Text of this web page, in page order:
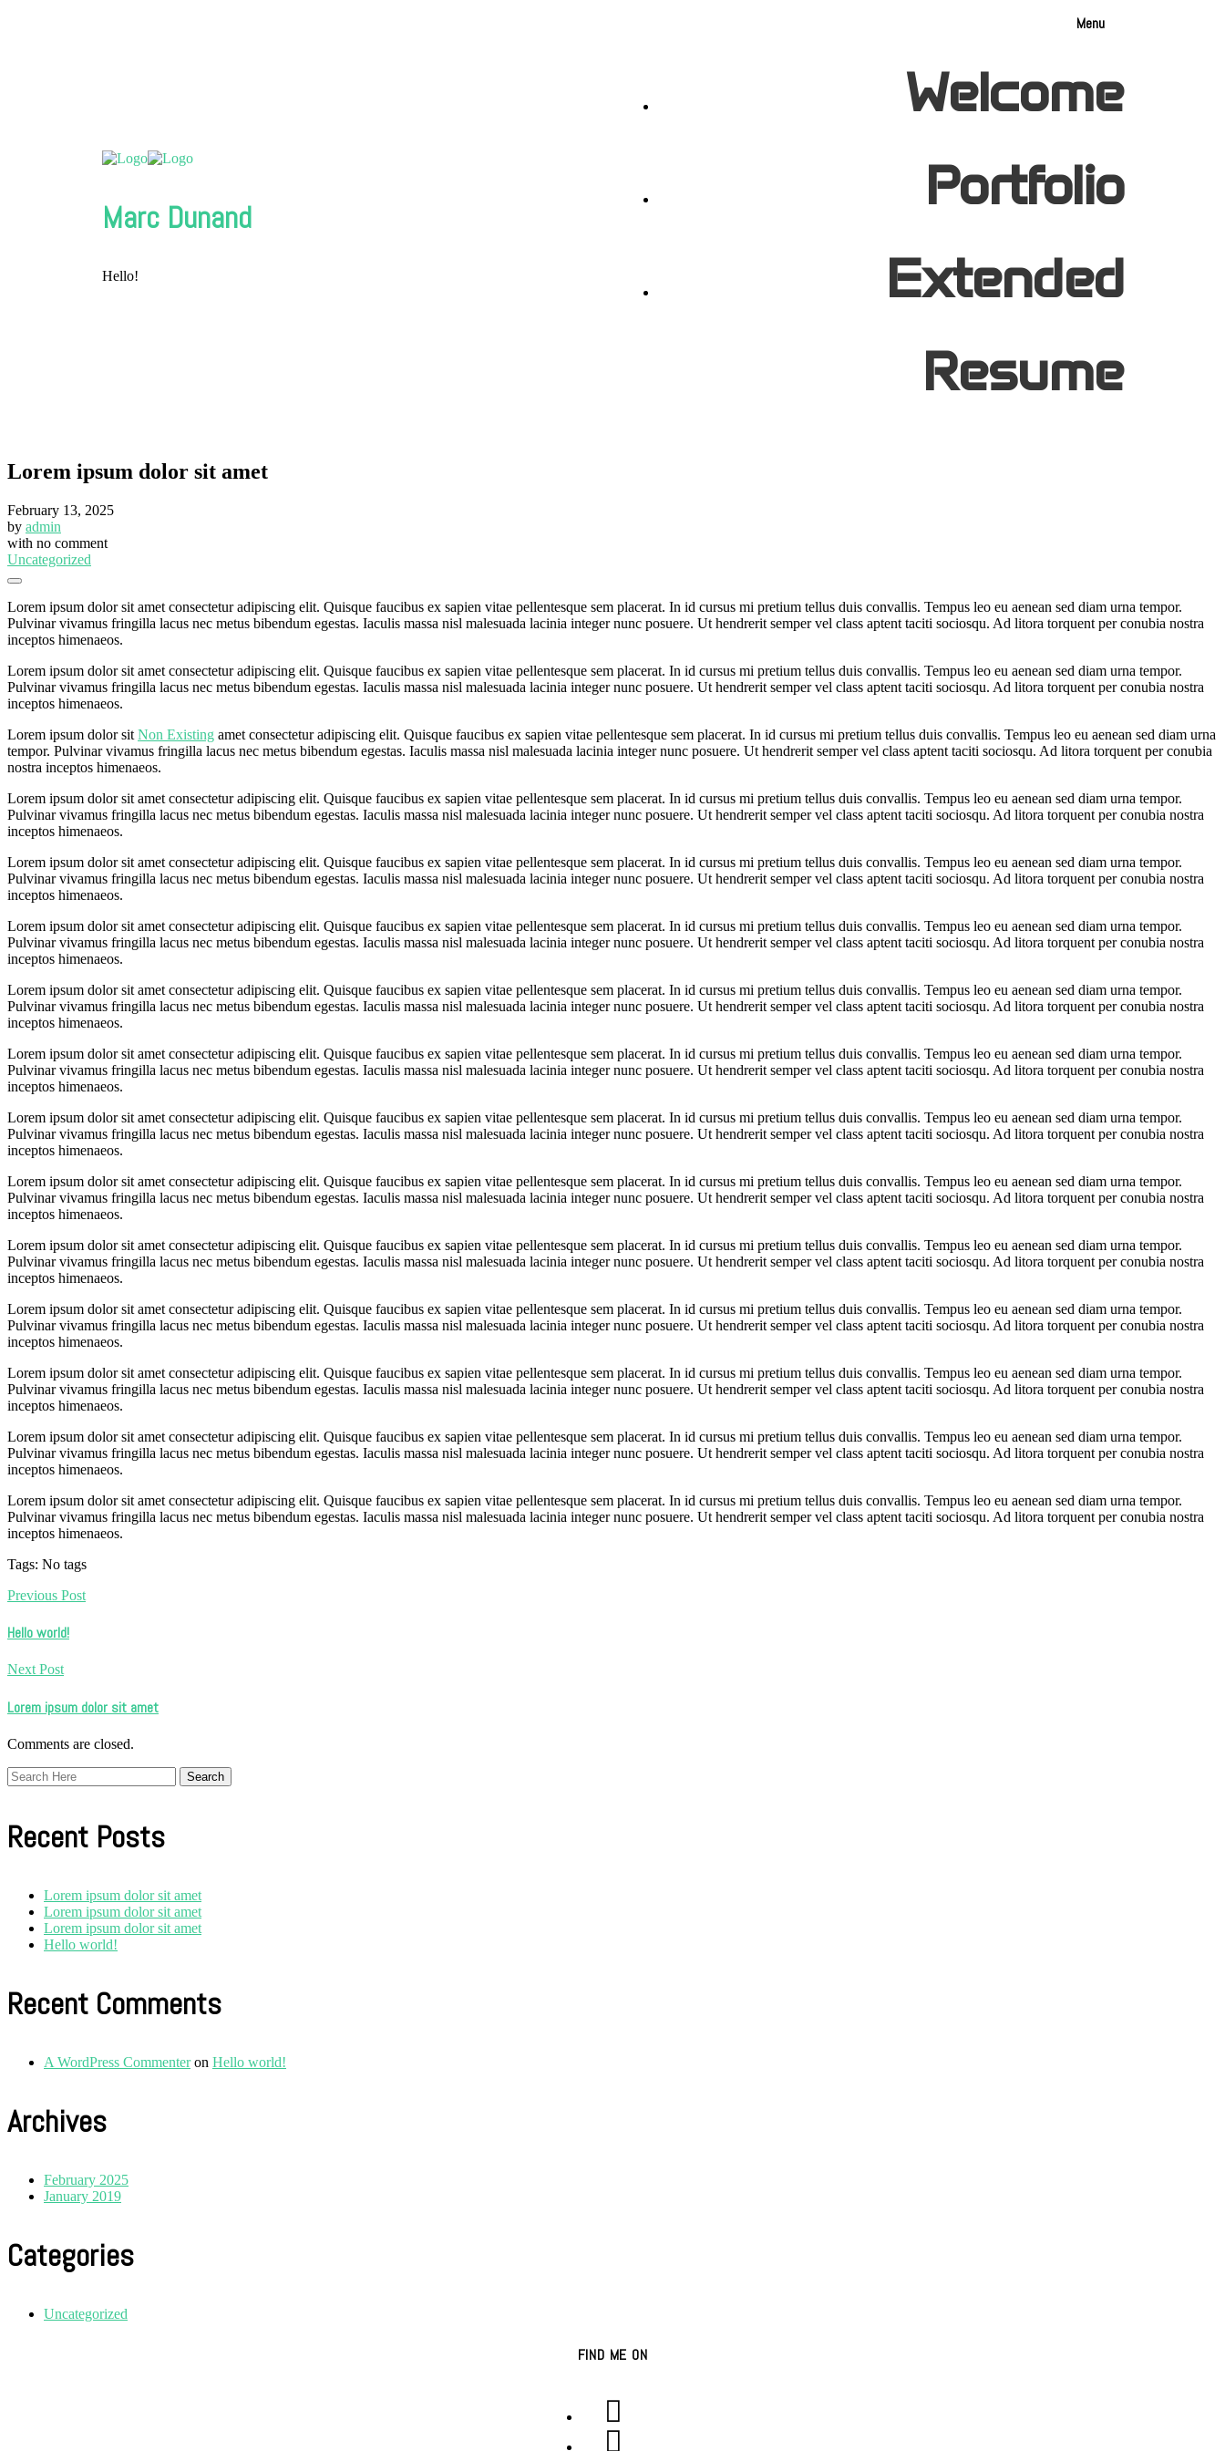
Marc Dunand
Hello!
Menu
Welcome
Portfolio
Extended
Resume
Lorem ipsum dolor sit amet
February 13, 2025
by admin
with no comment
Uncategorized
Lorem ipsum dolor sit amet consectetur adipiscing elit. Quisque faucibus ex sapien vitae pellentesque sem placerat. In id cursus mi pretium tellus duis convallis. Tempus leo eu aenean sed diam urna tempor.
Pulvinar vivamus fringilla lacus nec metus bibendum egestas. Iaculis massa nisl malesuada lacinia integer nunc posuere. Ut hendrerit semper vel class aptent taciti sociosqu. Ad litora torquent per conubia nostra
inceptos himenaeos.
Lorem ipsum dolor sit amet consectetur adipiscing elit. Quisque faucibus ex sapien vitae pellentesque sem placerat. In id cursus mi pretium tellus duis convallis. Tempus leo eu aenean sed diam urna tempor.
Pulvinar vivamus fringilla lacus nec metus bibendum egestas. Iaculis massa nisl malesuada lacinia integer nunc posuere. Ut hendrerit semper vel class aptent taciti sociosqu. Ad litora torquent per conubia nostra
inceptos himenaeos.
Lorem ipsum dolor sit Non Existing amet consectetur adipiscing elit. Quisque faucibus ex sapien vitae pellentesque sem placerat. In id cursus mi pretium tellus duis convallis. Tempus leo eu aenean sed diam urna
tempor. Pulvinar vivamus fringilla lacus nec metus bibendum egestas. Iaculis massa nisl malesuada lacinia integer nunc posuere. Ut hendrerit semper vel class aptent taciti sociosqu. Ad litora torquent per conubia
nostra inceptos himenaeos.
Lorem ipsum dolor sit amet consectetur adipiscing elit. Quisque faucibus ex sapien vitae pellentesque sem placerat. In id cursus mi pretium tellus duis convallis. Tempus leo eu aenean sed diam urna tempor.
Pulvinar vivamus fringilla lacus nec metus bibendum egestas. Iaculis massa nisl malesuada lacinia integer nunc posuere. Ut hendrerit semper vel class aptent taciti sociosqu. Ad litora torquent per conubia nostra
inceptos himenaeos.
Lorem ipsum dolor sit amet consectetur adipiscing elit. Quisque faucibus ex sapien vitae pellentesque sem placerat. In id cursus mi pretium tellus duis convallis. Tempus leo eu aenean sed diam urna tempor.
Pulvinar vivamus fringilla lacus nec metus bibendum egestas. Iaculis massa nisl malesuada lacinia integer nunc posuere. Ut hendrerit semper vel class aptent taciti sociosqu. Ad litora torquent per conubia nostra
inceptos himenaeos.
Lorem ipsum dolor sit amet consectetur adipiscing elit. Quisque faucibus ex sapien vitae pellentesque sem placerat. In id cursus mi pretium tellus duis convallis. Tempus leo eu aenean sed diam urna tempor.
Pulvinar vivamus fringilla lacus nec metus bibendum egestas. Iaculis massa nisl malesuada lacinia integer nunc posuere. Ut hendrerit semper vel class aptent taciti sociosqu. Ad litora torquent per conubia nostra
inceptos himenaeos.
Lorem ipsum dolor sit amet consectetur adipiscing elit. Quisque faucibus ex sapien vitae pellentesque sem placerat. In id cursus mi pretium tellus duis convallis. Tempus leo eu aenean sed diam urna tempor.
Pulvinar vivamus fringilla lacus nec metus bibendum egestas. Iaculis massa nisl malesuada lacinia integer nunc posuere. Ut hendrerit semper vel class aptent taciti sociosqu. Ad litora torquent per conubia nostra
inceptos himenaeos.
Lorem ipsum dolor sit amet consectetur adipiscing elit. Quisque faucibus ex sapien vitae pellentesque sem placerat. In id cursus mi pretium tellus duis convallis. Tempus leo eu aenean sed diam urna tempor.
Pulvinar vivamus fringilla lacus nec metus bibendum egestas. Iaculis massa nisl malesuada lacinia integer nunc posuere. Ut hendrerit semper vel class aptent taciti sociosqu. Ad litora torquent per conubia nostra
inceptos himenaeos.
Lorem ipsum dolor sit amet consectetur adipiscing elit. Quisque faucibus ex sapien vitae pellentesque sem placerat. In id cursus mi pretium tellus duis convallis. Tempus leo eu aenean sed diam urna tempor.
Pulvinar vivamus fringilla lacus nec metus bibendum egestas. Iaculis massa nisl malesuada lacinia integer nunc posuere. Ut hendrerit semper vel class aptent taciti sociosqu. Ad litora torquent per conubia nostra
inceptos himenaeos.
Lorem ipsum dolor sit amet consectetur adipiscing elit. Quisque faucibus ex sapien vitae pellentesque sem placerat. In id cursus mi pretium tellus duis convallis. Tempus leo eu aenean sed diam urna tempor.
Pulvinar vivamus fringilla lacus nec metus bibendum egestas. Iaculis massa nisl malesuada lacinia integer nunc posuere. Ut hendrerit semper vel class aptent taciti sociosqu. Ad litora torquent per conubia nostra
inceptos himenaeos.
Lorem ipsum dolor sit amet consectetur adipiscing elit. Quisque faucibus ex sapien vitae pellentesque sem placerat. In id cursus mi pretium tellus duis convallis. Tempus leo eu aenean sed diam urna tempor.
Pulvinar vivamus fringilla lacus nec metus bibendum egestas. Iaculis massa nisl malesuada lacinia integer nunc posuere. Ut hendrerit semper vel class aptent taciti sociosqu. Ad litora torquent per conubia nostra
inceptos himenaeos.
Lorem ipsum dolor sit amet consectetur adipiscing elit. Quisque faucibus ex sapien vitae pellentesque sem placerat. In id cursus mi pretium tellus duis convallis. Tempus leo eu aenean sed diam urna tempor.
Pulvinar vivamus fringilla lacus nec metus bibendum egestas. Iaculis massa nisl malesuada lacinia integer nunc posuere. Ut hendrerit semper vel class aptent taciti sociosqu. Ad litora torquent per conubia nostra
inceptos himenaeos.
Lorem ipsum dolor sit amet consectetur adipiscing elit. Quisque faucibus ex sapien vitae pellentesque sem placerat. In id cursus mi pretium tellus duis convallis. Tempus leo eu aenean sed diam urna tempor.
Pulvinar vivamus fringilla lacus nec metus bibendum egestas. Iaculis massa nisl malesuada lacinia integer nunc posuere. Ut hendrerit semper vel class aptent taciti sociosqu. Ad litora torquent per conubia nostra
inceptos himenaeos.
Lorem ipsum dolor sit amet consectetur adipiscing elit. Quisque faucibus ex sapien vitae pellentesque sem placerat. In id cursus mi pretium tellus duis convallis. Tempus leo eu aenean sed diam urna tempor.
Pulvinar vivamus fringilla lacus nec metus bibendum egestas. Iaculis massa nisl malesuada lacinia integer nunc posuere. Ut hendrerit semper vel class aptent taciti sociosqu. Ad litora torquent per conubia nostra
inceptos himenaeos.
Lorem ipsum dolor sit amet consectetur adipiscing elit. Quisque faucibus ex sapien vitae pellentesque sem placerat. In id cursus mi pretium tellus duis convallis. Tempus leo eu aenean sed diam urna tempor.
Pulvinar vivamus fringilla lacus nec metus bibendum egestas. Iaculis massa nisl malesuada lacinia integer nunc posuere. Ut hendrerit semper vel class aptent taciti sociosqu. Ad litora torquent per conubia nostra
inceptos himenaeos.
Tags: No tags
Previous Post
Hello world!
Next Post
Lorem ipsum dolor sit amet
Comments are closed.
Recent Posts
Lorem ipsum dolor sit amet
Lorem ipsum dolor sit amet
Lorem ipsum dolor sit amet
Hello world!
Recent Comments
A WordPress Commenteron Hello world!
Archives
February 2025
January 2019
Categories
Uncategorized
FIND ME ON